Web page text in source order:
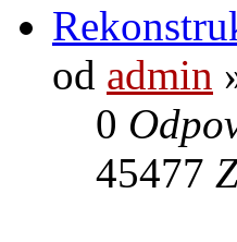
od admin
0
45477